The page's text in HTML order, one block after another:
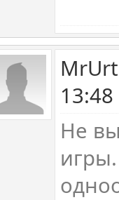
Не